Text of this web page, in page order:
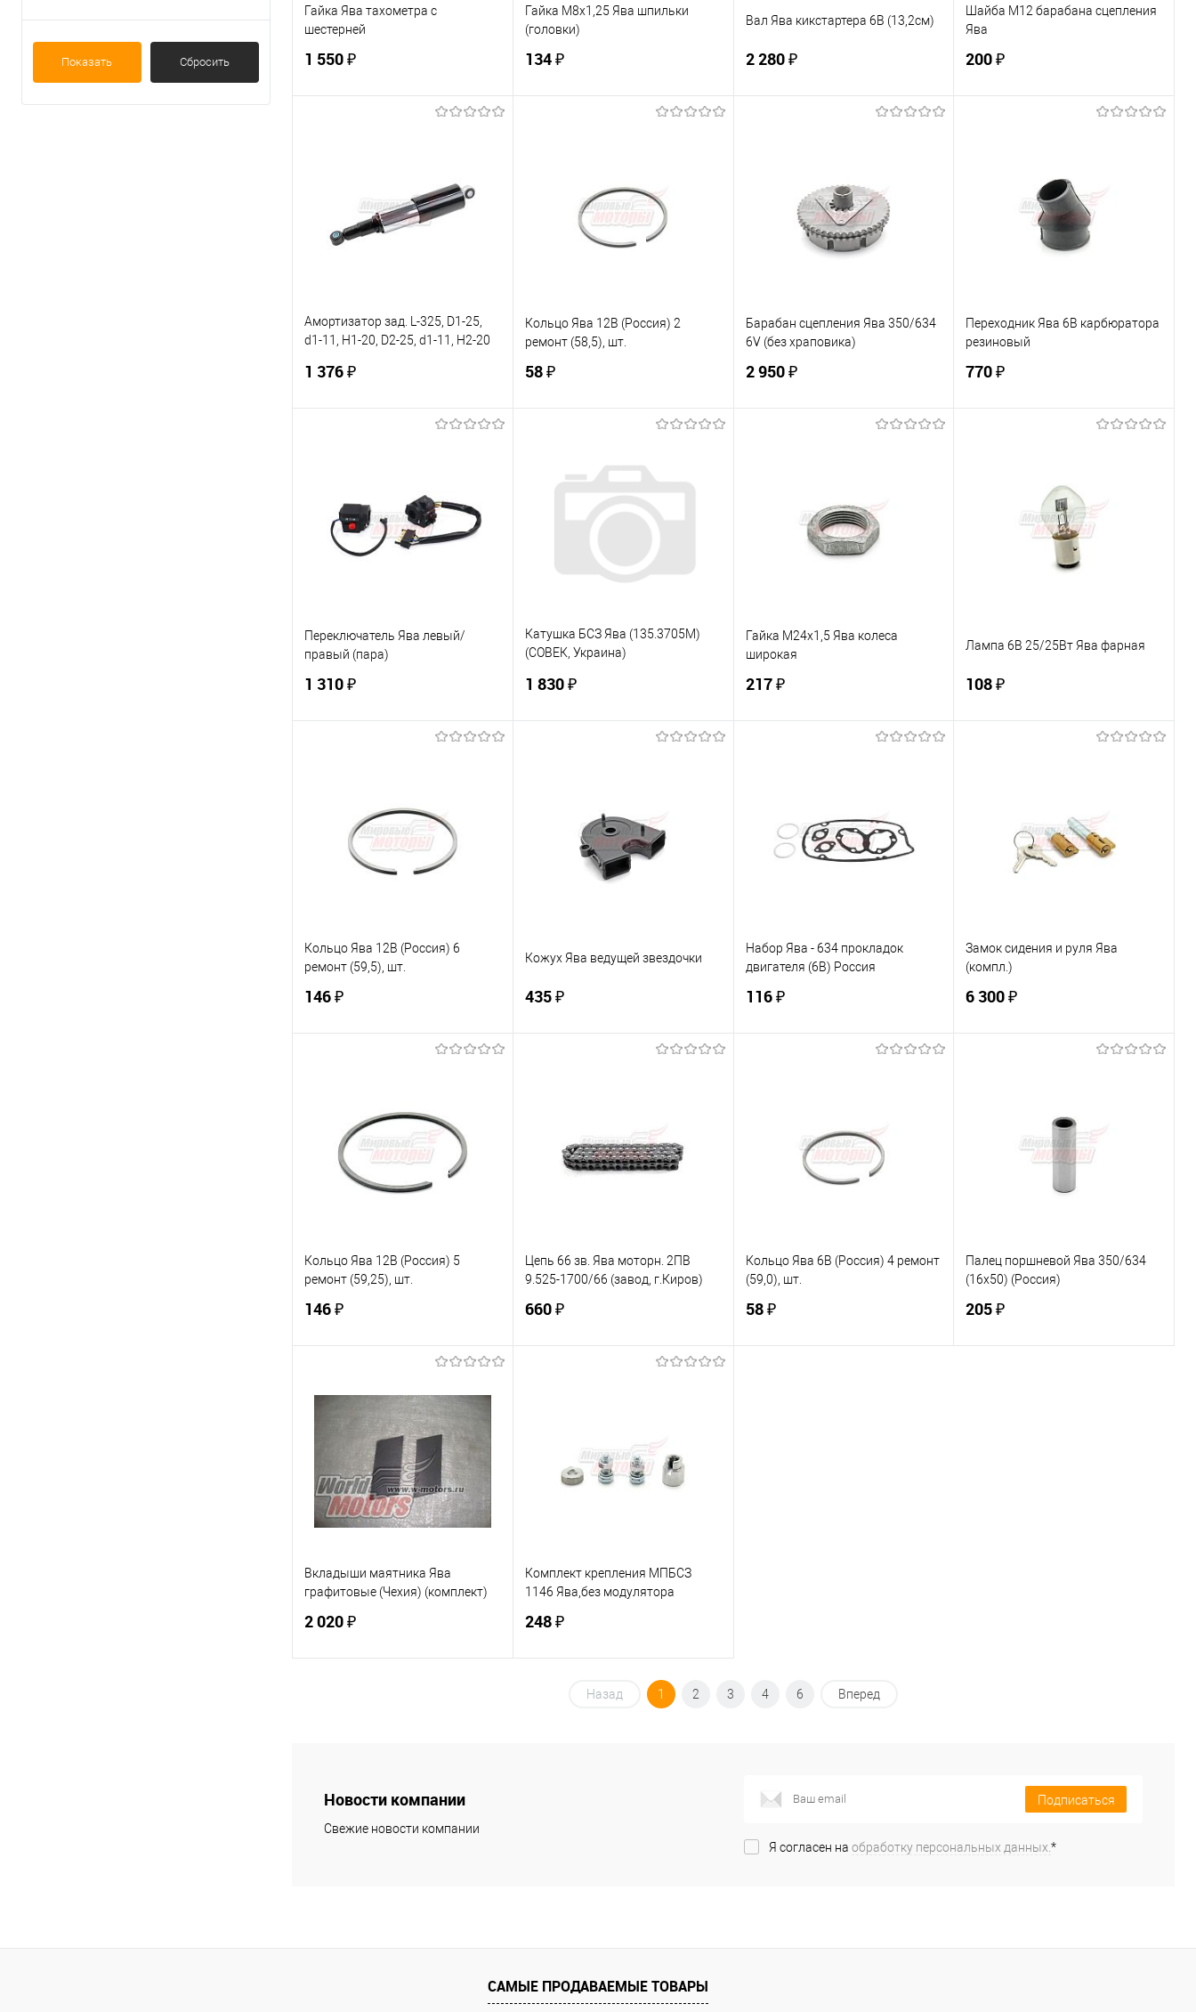
Показать Сбросить
Гайка Ява тахометра с
шестерней
1 550 ₽
К сравнению
В избранное
В наличии
Гайка М8х1,25 Ява шпильки
(головки)
134 ₽
В избранное
В наличии
Вал Ява кикстартера 6В (13,2см)
2 280 ₽
В избранное
В наличии
Шайба М12 барабана сцепления
Ява
200 ₽
Купить в 1 клик
В избранное
В наличии
Амортизатор зад. L-325, D1-25,
d1-11, Н1-20, D2-25, d1-11, Н2-20
1 376 ₽
В избранное
В наличии
Кольцо Ява 12В (Россия) 2
ремонт (58,5), шт.
58 ₽
Купить в 1 клик
К сравнению
В избранное
В наличии
Барабан сцепления Ява 350/634
6V (без храповика)
2 950 ₽
В избранное
В наличии
Переходник Ява 6В карбюратора
резиновый
770 ₽
Купить в 1 клик
В избранное
В наличии
Переключатель Ява левый/
правый (пара)
1 310 ₽
Купить в 1 клик
В избранное
В наличии
Катушка БСЗ Ява (135.3705М)
(СОВЕК, Украина)
1 830 ₽
В избранное
В наличии
Гайка М24х1,5 Ява колеса
широкая
217 ₽
В избранное
В наличии
Лампа 6В 25/25Вт Ява фарная
108 ₽
В избранное
В наличии
Кольцо Ява 12В (Россия) 6
ремонт (59,5), шт.
146 ₽
Купить в 1 клик
К сравнению
В избранное
В наличии
Кожух Ява ведущей звездочки
435 ₽
В избранное
В наличии
Набор Ява - 634 прокладок
двигателя (6В) Россия
116 ₽
В избранное
В наличии
Замок сидения и руля Ява
(компл.)
6 300 ₽
Купить в 1 клик
В избранное
В наличии
Кольцо Ява 12В (Россия) 5
ремонт (59,25), шт.
146 ₽
Купить в 1 клик
К сравнению
В избранное
В наличии
Цепь 66 зв. Ява моторн. 2ПВ
9.525-1700/66 (завод, г.Киров)
660 ₽
В избранное
В наличии
Кольцо Ява 6В (Россия) 4 ремонт
(59,0), шт.
58 ₽
Палец поршневой Ява 350/634
(16х50) (Россия)
205 ₽
Вкладыши маятника Ява
графитовые (Чехия) (комплект)
2 020 ₽
Комплект крепления МПБСЗ
1146 Ява,без модулятора
248 ₽
В корзину
Назад 1 2 3 4 6 Вперед
Новости компании
Свежие новости компании
Подписаться
Я согласен на обработку персональных данных.*
САМЫЕ ПРОДАВАЕМЫЕ ТОВАРЫ